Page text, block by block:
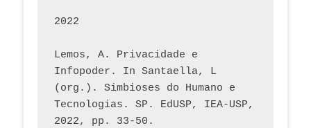
2022
Lemos, A. Privacidade e
Infopoder. In Santaella, L
(org.). Simbioses do Humano e
Tecnologias. SP. EdUSP, IEA-USP,
2022, pp. 33-50.